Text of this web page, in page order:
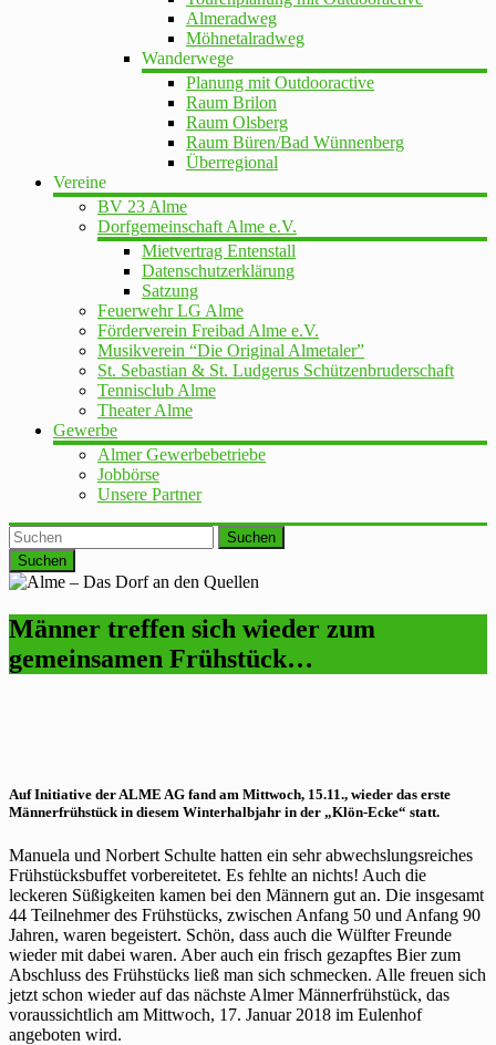
Almeradweg
Möhnetalradweg
Wanderwege
Planung mit Outdooractive
Raum Brilon
Raum Olsberg
Raum Büren/Bad Wünnenberg
Überregional
Vereine
BV 23 Alme
Dorfgemeinschaft Alme e.V.
Mietvertrag Entenstall
Datenschutzerklärung
Satzung
Feuerwehr LG Alme
Förderverein Freibad Alme e.V.
Musikverein “Die Original Almetaler”
St. Sebastian & St. Ludgerus Schützenbruderschaft
Tennisclub Alme
Theater Alme
Gewerbe
Almer Gewerbebetriebe
Jobbörse
Unsere Partner
Suchen
Männer treffen sich wieder zum
gemeinsamen Frühstück…
Auf Initiative der ALME AG fand am Mittwoch, 15.11., wieder das erste
Männerfrühstück in diesem Winterhalbjahr in der „Klön-Ecke“ statt.
Manuela und Norbert Schulte hatten ein sehr abwechslungsreiches
Frühstücksbuffet vorbereitetet. Es fehlte an nichts! Auch die
leckeren Süßigkeiten kamen bei den Männern gut an. Die insgesamt
44 Teilnehmer des Frühstücks, zwischen Anfang 50 und Anfang 90
Jahren, waren begeistert. Schön, dass auch die Wülfter Freunde
wieder mit dabei waren. Aber auch ein frisch gezapftes Bier zum
Abschluss des Frühstücks ließ man sich schmecken. Alle freuen sich
jetzt schon wieder auf das nächste Almer Männerfrühstück, das
voraussichtlich am Mittwoch, 17. Januar 2018 im Eulenhof
angeboten wird.